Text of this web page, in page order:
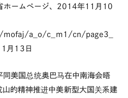
ホームページ、2014年11月10
a_o/c_m1/cn/page3_
月13日
同美国总统奥巴马在中南海会晤
的精神推进中美新型大国关系建